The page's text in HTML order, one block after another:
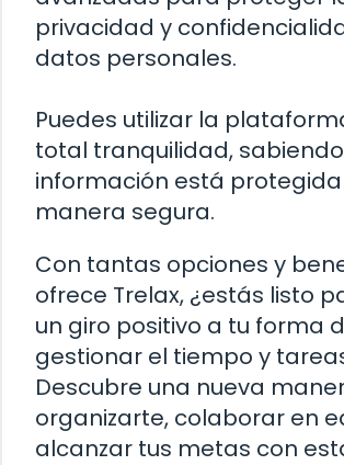
privacidad y
datos personales.
Puedes utilizar la
total tranquilidad,
información está
manera segura.
Con tantas opciones y
ofrece Trelax, ¿estás listo
un giro positivo a tu forma
gestionar el tiempo y
Descubre una nueva
organizarte, colaborar en
alcanzar tus metas con